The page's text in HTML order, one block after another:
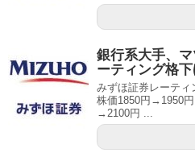
銀行系大手、
ーティング格
みずほ証券レーテ
株価1850円→1950
→2100円 ...